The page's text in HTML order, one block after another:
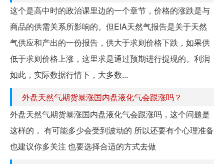
这个是高中时的政治课里边的一个章节，价格的涨跌是与
商品的供需关系所影响的。但EIA天然气报告是关于天然
气供应和产出的一份报告，供大于求则价格下跌，如果供
低于求则价格上涨，这里求是通过预期进行提现的。利润
如此，实际数据行情下，大多数...
外盘天然气期货暴涨国内盘液化气会跟涨吗？
外盘天然气期货暴涨国内盘液化气会跟涨吗，这个问题是
这样的， 有可能多少会受到波动的 所以还要有个心理准备
也建议你多关注 也要选择合适的方式去做